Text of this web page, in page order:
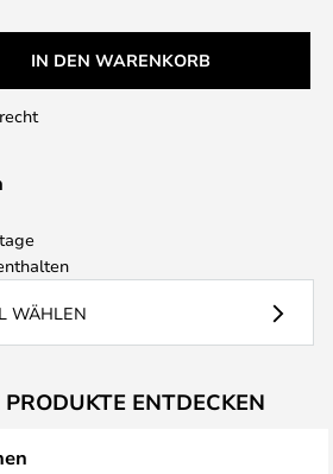
IN DEN WARENKORB
WÄHLEN
ENTDECKEN